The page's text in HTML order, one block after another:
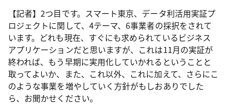
【記者】2つ目です。スマート東京、データ利活用実証プ
ロジェクトに関して、4テーマ、6事業者の採択をされて
います。どれも現在、すぐにも求められているビジネス
アプリケーションだと思いますが、これは11月の実証が
終われば、もう早期に実用化していかれるということと
取ってよいか、また、これ以外、これに加えて、さらにこ
のような事業を増やしていく方針がもしおありでした
ら、お聞かせください。